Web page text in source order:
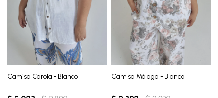
Camisa Carola - Blanco Camisa Málaga - Blanco